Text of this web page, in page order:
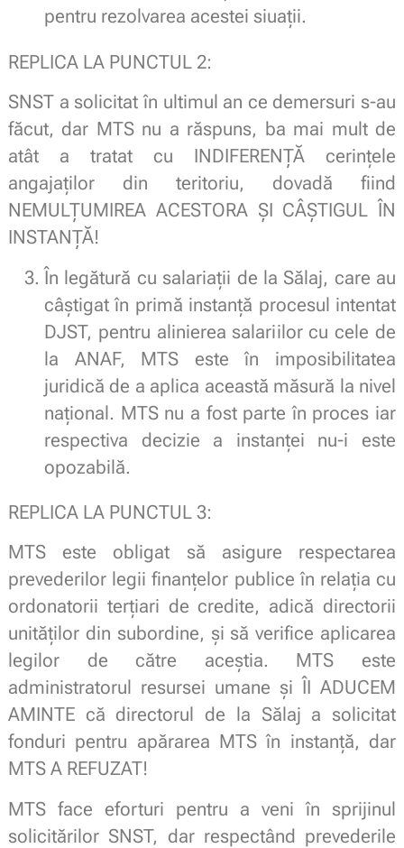
pentru rezolvarea acestei siuaţii.
REPLICA LA PUNCTUL 2:
SNST a solicitat în ultimul an ce demersuri s-au
făcut, dar MTS nu a răspuns, ba mai mult de
atât a tratat cu INDIFERENȚĂ cerințele
angajaților din teritoriu, dovadă fiind
NEMULȚUMIREA ACESTORA ȘI CÂȘTIGUL ÎN
INSTANȚĂ!
În legătură cu salariaţii de la Sălaj, care au
câştigat în primă instanţă procesul intentat
DJST, pentru alinierea salariilor cu cele de
la ANAF, MTS este în imposibilitatea
juridică de a aplica această măsură la nivel
naţional. MTS nu a fost parte în proces iar
respectiva decizie a instanţei nu-i este
opozabilă.
REPLICA LA PUNCTUL 3:
MTS este obligat să asigure respectarea
prevederilor legii finanțelor publice în relația cu
ordonatorii terțiari de credite, adică directorii
unităților din subordine, și să verifice aplicarea
legilor de către aceștia. MTS este
administratorul resursei umane și ÎI ADUCEM
AMINTE că directorul de la Sălaj a solicitat
fonduri pentru apărarea MTS în instanță, dar
MTS A REFUZAT!
MTS face eforturi pentru a veni în sprijinul
solicitărilor SNST, dar respectând prevederile